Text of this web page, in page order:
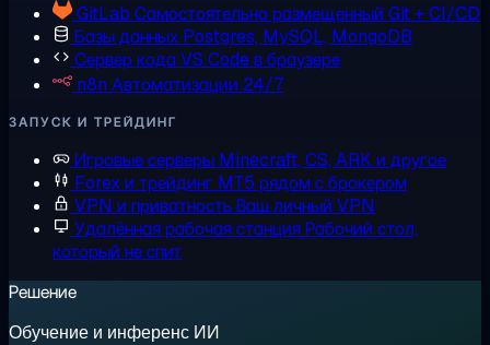
GitLab Самостоятельно размещенный Git + CI/CD
Базы данных Postgres, MySQL, MongoDB
Сервер кодаVS Code в браузере
n8n Автоматизации 24/7
ЗАПУСК И ТРЕЙДИНГ
Игровые серверы Minecraft, CS, ARK и другое
Forex и трейдинг MT5 рядом с брокером
VPN и приватностьВаш личный VPN
Удалённая рабочая станцияРабочий стол,
который не спит
Решение
Обучение и инференс ИИ